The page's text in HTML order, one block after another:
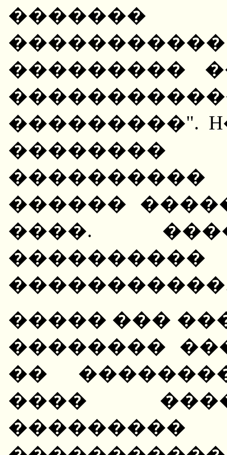
���������
���������".
������
����.
����� ���
��������
��
����